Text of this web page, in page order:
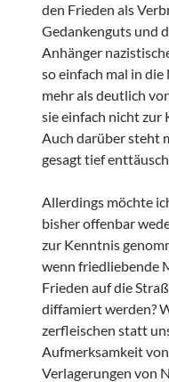
den Frieden als
Gedankenguts und
Anhänger
so einfach mal in
mehr als deutlich
sie einfach nicht zur
Auch darüber steht
gesagt tief
Allerdings möchte
bisher offenbar
zur Kenntnis
wenn friedliebende
Frieden auf die
diffamiert werden?
zerfleischen statt
Aufmerksamkeit
Verlagerungen von